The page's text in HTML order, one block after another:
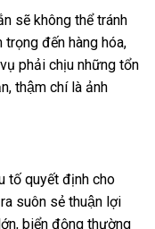
sẽ không thể tránh
đến hàng hóa,
phải chịu những tổn
thậm chí là ảnh
tố quyết định cho
suôn sẻ thuận lợi
biển động thường